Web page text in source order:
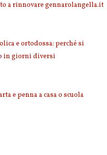
a rinnovare gennarolangella.it
e ortodossa: perché si
in giorni diversi
e penna a casa o scuola